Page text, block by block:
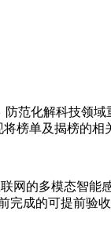
范化解科技领
榜单及揭榜的相
网的多模态智能
完成的可提前验收